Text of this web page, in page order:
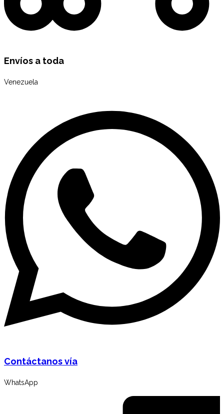
Envíos a toda
Venezuela
Contáctanos vía
WhatsApp